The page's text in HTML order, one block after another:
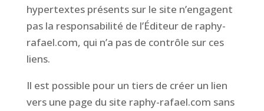
hypertextes présents sur le site n’engagent
pas la responsabilité de l’Éditeur de raphy-
rafael.com, qui n’a pas de contrôle sur ces
liens.
Il est possible pour un tiers de créer un lien
vers une page du site raphy-rafael.com sans